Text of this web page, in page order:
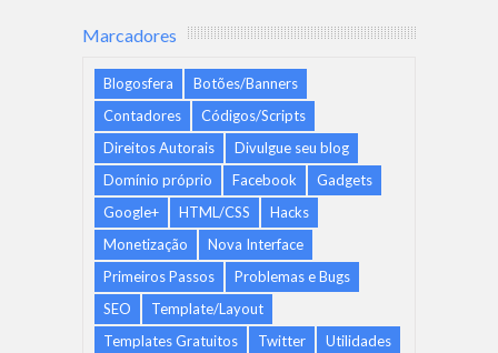
Marcadores
Blogosfera
Botões/Banners
Contadores
Códigos/Scripts
Direitos Autorais
Divulgue seu blog
Domínio próprio
Facebook
Gadgets
Google+
HTML/CSS
Hacks
Monetização
Nova Interface
Primeiros Passos
Problemas e Bugs
SEO
Template/Layout
Templates Gratuitos
Twitter
Utilidades